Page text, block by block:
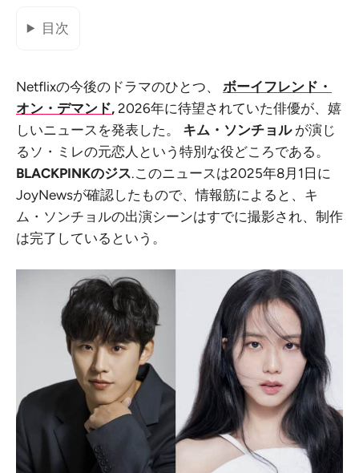
目次
Netflixの今後のドラマのひとつ、 ボーイフレンド・
オン・デマンド, 2026年に待望されていた俳優が、嬉
しいニュースを発表した。
キム・ソンチョル が演じ
るソ・ミレの元恋人という特別な役どころである。
BLACKPINKのジス.このニュースは2025年8月1日に
JoyNewsが確認したもので、情報筋によると、キ
ム・ソンチョルの出演シーンはすでに撮影され、制作
は完了しているという。